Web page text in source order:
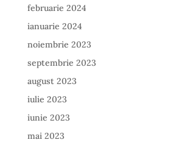
februarie 2024
ianuarie 2024
noiembrie 2023
septembrie 2023
august 2023
iulie 2023
iunie 2023
mai 2023